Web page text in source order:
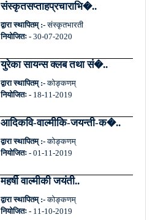
संस्कृतसप्ताहप्रचाराभि�..
द्वारा स्थापितम् :-संस्कृतभारती
नियोजितः -30-07-2020
युरेका सायन्स क्लब तथा सं�..
द्वारा स्थापितम् :-कोङ्कणम्
नियोजितः - 18-11-2019
आदिकवि-वाल्मीकि-जयन्ती-क�..
द्वारा स्थापितम् :-कोङ्कणम्
नियोजितः -01-11-2019
महर्षी वाल्मीकी जयंती..
द्वारा स्थापितम् :-कोङ्कणम्
नियोजितः - 11-10-2019